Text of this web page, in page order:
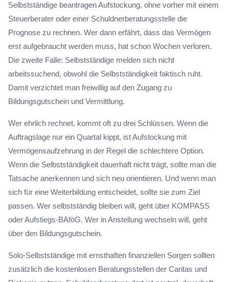
Selbstständige beantragen Aufstockung, ohne vorher mit einem
Steuerberater oder einer Schuldnerberatungsstelle die
Prognose zu rechnen. Wer dann erfährt, dass das Vermögen
erst aufgebraucht werden muss, hat schon Wochen verloren.
Die zweite Falle: Selbstständige melden sich nicht
arbeitssuchend, obwohl die Selbstständigkeit faktisch ruht.
Damit verzichtet man freiwillig auf den Zugang zu
Bildungsgutschein und Vermittlung.
Wer ehrlich rechnet, kommt oft zu drei Schlüssen. Wenn die
Auftragslage nur ein Quartal kippt, ist Aufstockung mit
Vermögensaufzehrung in der Regel die schlechtere Option.
Wenn die Selbstständigkeit dauerhaft nicht trägt, sollte man die
Tatsache anerkennen und sich neu orientieren. Und wenn man
sich für eine Weiterbildung entscheidet, sollte sie zum Ziel
passen. Wer selbstständig bleiben will, geht über KOMPASS
oder Aufstiegs-BAföG. Wer in Anstellung wechseln will, geht
über den Bildungsgutschein.
Solo-Selbstständige mit ernsthaften finanziellen Sorgen sollten
zusätzlich die kostenlosen Beratungsstellen der Caritas und